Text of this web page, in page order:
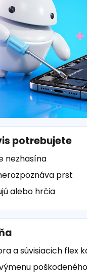
potrebujete
nezhasína
prst
alebo hrčia
a súvisiacich flex